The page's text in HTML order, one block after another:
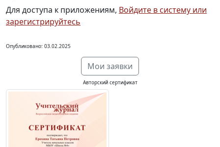
Для доступа к приложениям, Войдите в систему или
зарегистрируйтесь
Опубликовано: 03.02.2025
Мои заявки
Авторский сертификат